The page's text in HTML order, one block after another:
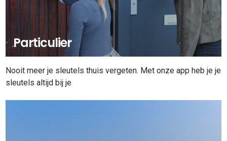
Particulier
Nooit meer je sleutels thuis vergeten. Met onze app heb je je
sleutels altijd bij je